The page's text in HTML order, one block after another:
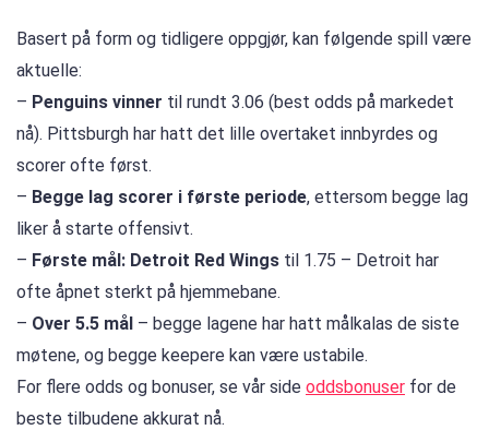
Basert på form og tidligere oppgjør, kan følgende spill være
aktuelle:
– Penguins vinner til rundt 3.06 (best odds på markedet
nå). Pittsburgh har hatt det lille overtaket innbyrdes og
scorer ofte først.
– Begge lag scorer i første periode, ettersom begge lag
liker å starte offensivt.
– Første mål: Detroit Red Wings til 1.75 – Detroit har
ofte åpnet sterkt på hjemmebane.
– Over 5.5 mål – begge lagene har hatt målkalas de siste
møtene, og begge keepere kan være ustabile.
For flere odds og bonuser, se vår side oddsbonuser for de
beste tilbudene akkurat nå.